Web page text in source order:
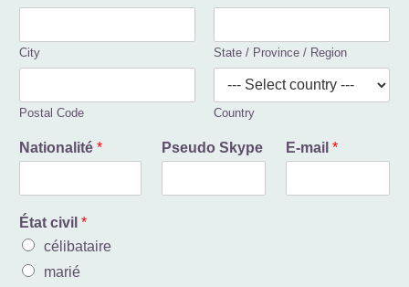
City State / Province / Region
Postal Code Country
Nationalité * Pseudo Skype E-mail *
État civil *
célibataire
marié